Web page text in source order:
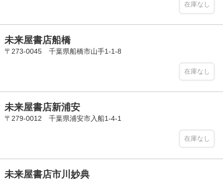
在庫なし
未来屋書店船橋
〒273-0045 千葉県船橋市山手1-1-8
在庫なし
未来屋書店新浦安
〒279-0012 千葉県浦安市入船1-4-1
在庫なし
未来屋書店市川妙典